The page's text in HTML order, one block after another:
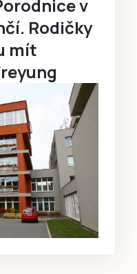
v
Rodičky
mít